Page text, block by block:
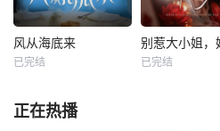
风从海底来
已完结 已完结
正在热播